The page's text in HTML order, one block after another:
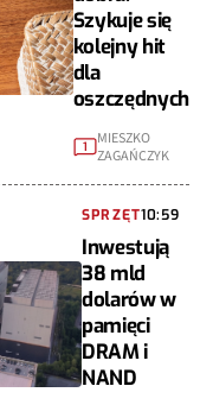
Szykuje się
kolejny hit
dla
oszczędnych
1
MIESZKO
ZAGAŃCZYK
SPRZĘT10:59
Inwestują
38 mld
dolarów w
pamięci
DRAM i
NAND